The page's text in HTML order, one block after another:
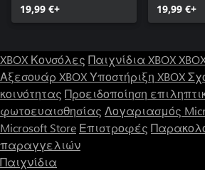
19,99 €+ 19,99 €+
XBOX Κονσόλες Παιχνίδια XBOX
Αξεσουάρ XBOXΥποστήριξη XBOX
κοινότητας Προειδοποίηση
φωτοευαισθησίας Λογαριασμός
Microsoft Store Επιστροφές
παραγγελιών
Παιχνίδια